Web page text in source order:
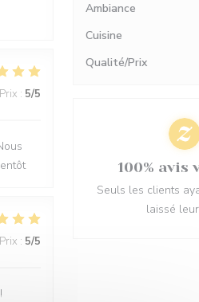
: 5/5
: 5/5
Ambiance
Cuisine
Qualité/Prix
100% avis
Seuls les clients
laissé